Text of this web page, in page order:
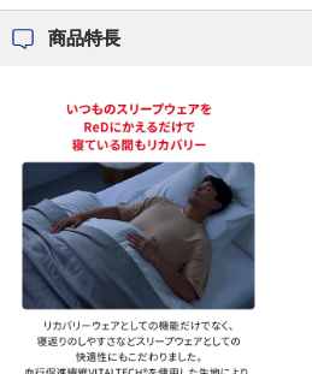
商品特長